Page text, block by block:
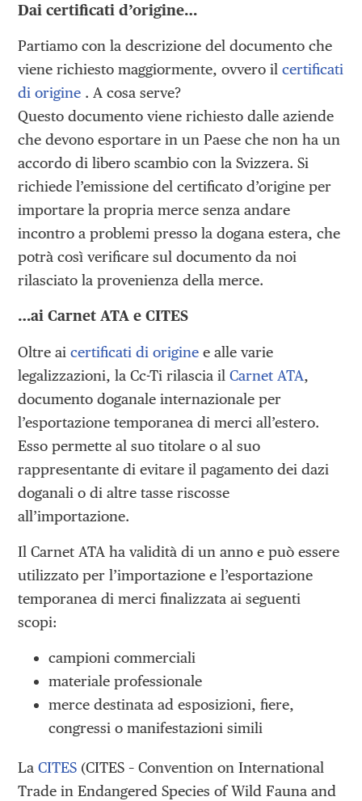
Dai certificati d’origine…
Partiamo con la descrizione del documento che
viene richiesto maggiormente, ovvero ilcertificati
di origine . A cosa serve?
Questo documento viene richiesto dalle aziende
che devono esportare in un Paese che non ha un
accordo di libero scambio con la Svizzera. Si
richiede l’emissione del certificato d’origine per
importare la propria merce senza andare
incontro a problemi presso la dogana estera, che
potrà così verificare sul documento da noi
rilasciato la provenienza della merce.
…ai Carnet ATA e CITES
Oltre aicertificati di origine e alle varie
legalizzazioni, la Cc-Ti rilascia ilCarnet ATA,
documento doganale internazionale per
l’esportazione temporanea di merci all’estero.
Esso permette al suo titolare o al suo
rappresentante di evitare il pagamento dei dazi
doganali o di altre tasse riscosse
all’importazione.
Il Carnet ATA ha validità di un anno e può essere
utilizzato per l’importazione e l’esportazione
temporanea di merci finalizzata ai seguenti
scopi:
campioni commerciali
materiale professionale
merce destinata ad esposizioni, fiere,
congressi o manifestazioni simili
LaCITES (CITES – Convention on International
Trade in Endangered Species of Wild Fauna and